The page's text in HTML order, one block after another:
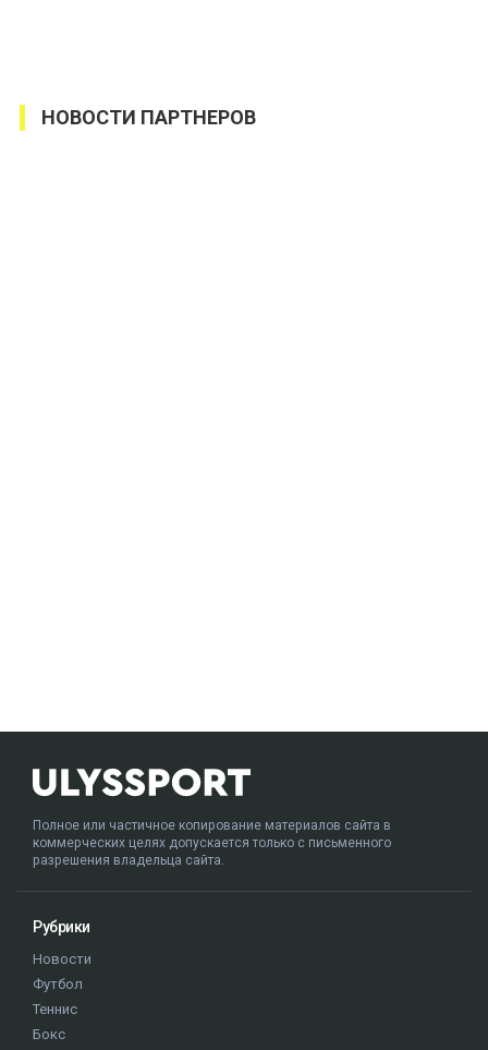
НОВОСТИ ПАРТНЕРОВ
Полное или частичное копирование материалов сайта в
коммерческих целях допускается только с письменного
разрешения владельца сайта.
Рубрики
Новости
Футбол
Теннис
Бокс